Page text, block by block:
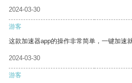
2024-03-30
游客
这款加速器app的操作非常简单，一键加速
2024-03-30
游客